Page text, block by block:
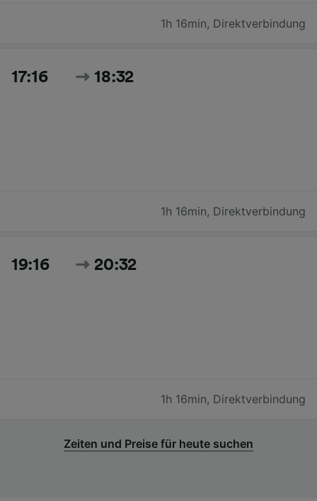
1h 16min, Direktverbindung
17:16 18:32
1h 16min, Direktverbindung
19:16 20:32
1h 16min, Direktverbindung
Zeiten und Preise für heute suchen